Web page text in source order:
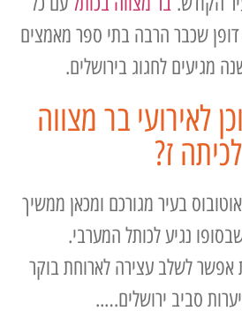
דופן שכבר הרבה בתי ספר מאמצים
מגיעים לחגוג בירושלים.
לאירועי בר מצווה
לכיתה ז?
בעיר מגורכם ומכאן ממשיך
נגיע לכותל המערבי.
אפשר לשלב עצירה לארוחת בוקר
סביב ירושלים…..